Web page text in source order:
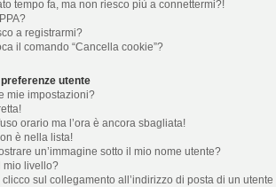
tempo fa, ma non riesco più a connettermi?!
a registrarmi?
il comando “Cancella cookie”?
utente
mie impostazioni?
orario ma l’ora è ancora sbagliata!
è nella lista!
un’immagine sotto il mio nome utente?
mio livello?
sul collegamento all’indirizzo di posta di un utente